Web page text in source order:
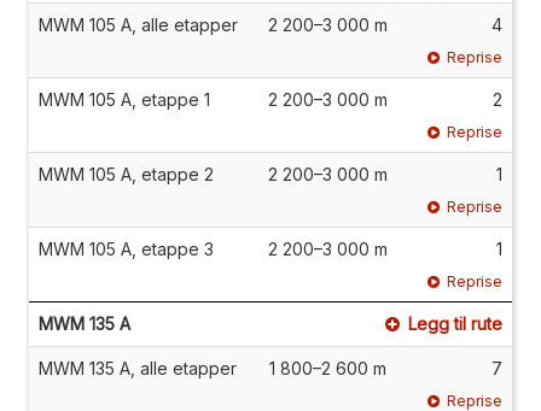
MWM 105 A, alle etapper 2 200–3 000 m 4
Reprise
MWM 105 A, etappe 1 2 200–3 000 m 2
Reprise
MWM 105 A, etappe 2 2 200–3 000 m 1
Reprise
MWM 105 A, etappe 3 2 200–3 000 m 1
Reprise
MWM 135 A Legg til rute
MWM 135 A, alle etapper 1 800–2 600 m 7
Reprise